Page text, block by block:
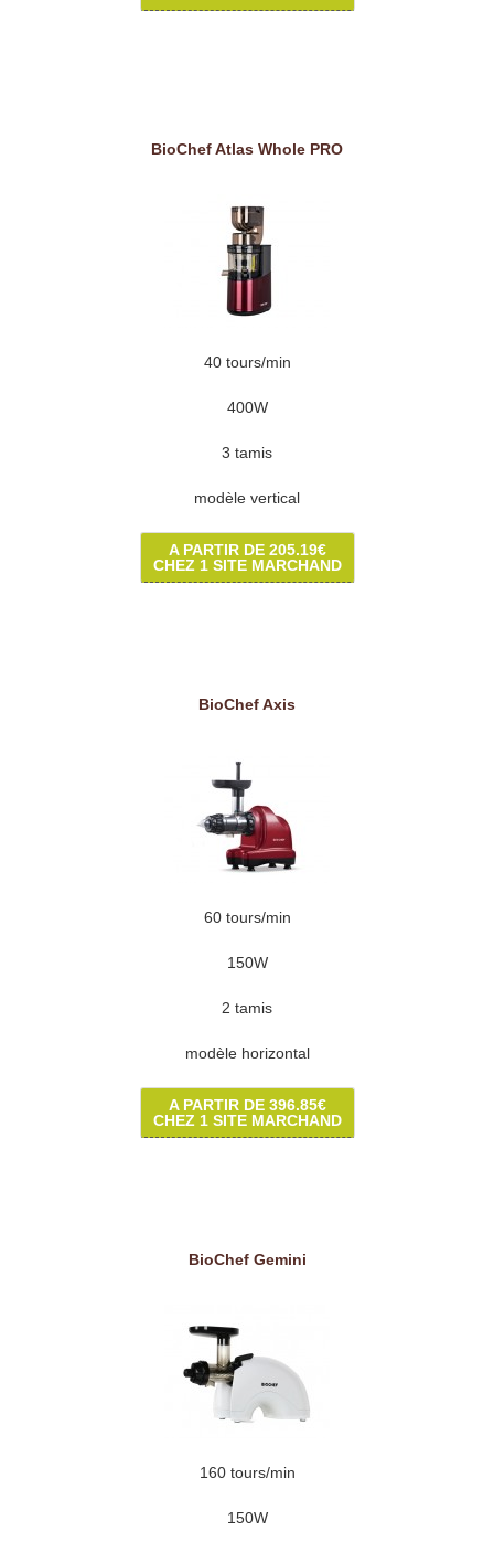
BioChef Atlas Whole PRO
40 tours/min
400W
3 tamis
modèle vertical
A PARTIR DE 205.19€
CHEZ 1 SITE MARCHAND
BioChef Axis
60 tours/min
150W
2 tamis
modèle horizontal
A PARTIR DE 396.85€
CHEZ 1 SITE MARCHAND
BioChef Gemini
160 tours/min
150W